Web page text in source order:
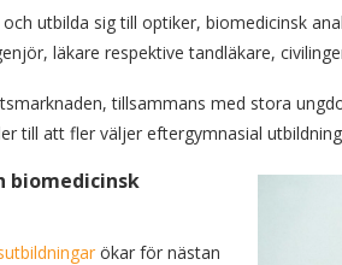
utbilda sig till optiker, biomedicinsk
läkare respektive tandläkare,
tillsammans med stora
till att fler väljer eftergymnasial
biomedicinsk
ökar för nästan